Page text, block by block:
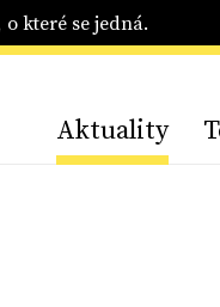
které se jedná.
Aktuality